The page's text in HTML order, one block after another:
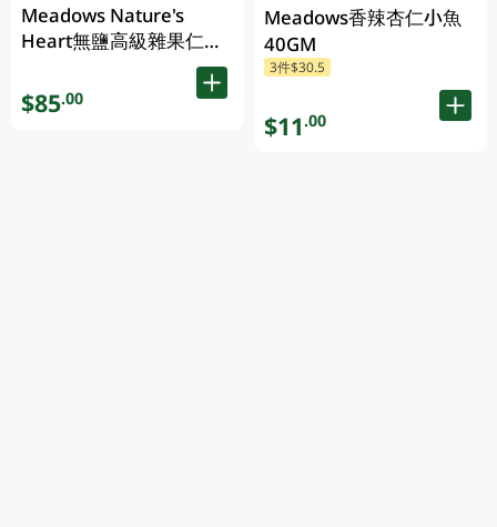
Meadows Nature's
Heart無鹽高級雜果仁
400GM (包裝隨機發放)
$85.00
Meadows香辣杏仁小魚
40GM
3件$30.5
$11.00